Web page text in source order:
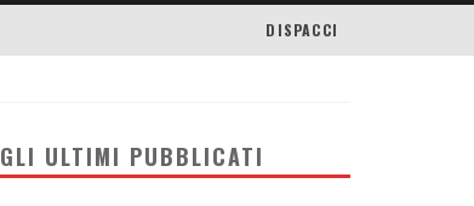
DISPACCI
GLI ULTIMI PUBBLICATI